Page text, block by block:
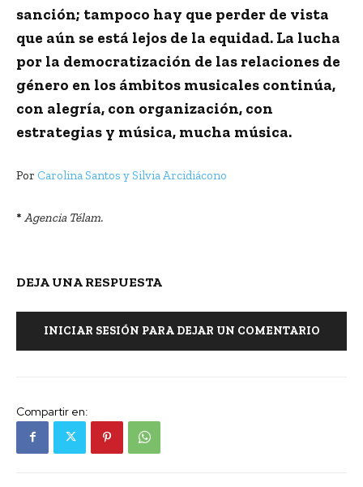
sanción; tampoco hay que perder de vista
que aún se está lejos de la equidad. La lucha
por la democratización de las relaciones de
género en los ámbitos musicales continúa,
con alegría, con organización, con
estrategias y música, mucha música.
Por Carolina Santos y Silvia Arcidiácono
* Agencia Télam.
DEJA UNA RESPUESTA
INICIAR SESIÓN PARA DEJAR UN COMENTARIO
Compartir en: